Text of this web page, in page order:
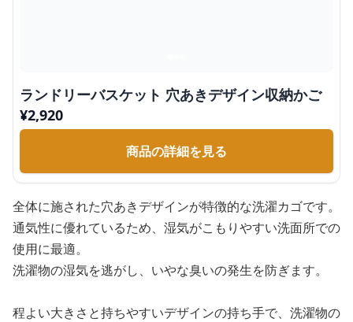
ランドリーバスケット 穴あきデザイン収納かご
¥2,920
商品の詳細を見る
全体に施された穴あきデザインが特徴的な洗濯カゴです。
通気性に優れているため、湿気がこもりやすい洗面所での
使用に最適。
洗濯物の湿気を逃がし、いやな臭いの発生を防ぎます。
程よい大きさと持ちやすいデザインの持ち手で、洗濯物の